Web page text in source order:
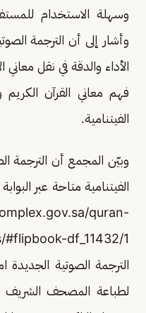
وسهلة الاستخدام
وأشار إلى أن الترجمة
الأداء والدقة في نقل معاني
فهم معاني القرآن الكريم
الفيتنامية.
وبيّن المجمع أن الترجمة
الفيتنامية متاحة عبر
quran-
الترجمة الصوتية
لطباعة المصحف الشريف